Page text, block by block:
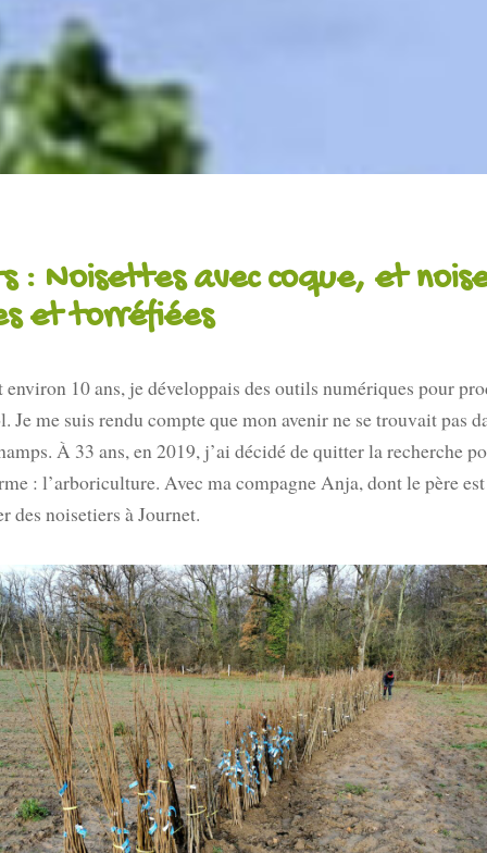
: Noisettes avec coque, et
et torréfiées
10 ans, je développais des outils numériques pour
Je me suis rendu compte que mon avenir ne se trouvait pas
À 33 ans, en 2019, j’ai décidé de quitter la recherche
: l’arboriculture. Avec ma compagne Anja, dont le père
des noisetiers à Journet.